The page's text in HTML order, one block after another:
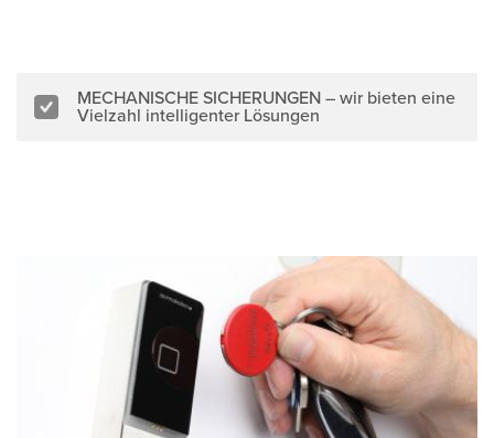
MECHANISCHE SICHERUNGEN – wir bieten eine
Vielzahl intelligenter Lösungen